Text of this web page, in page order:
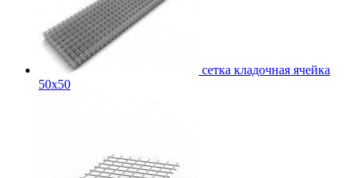
сетка кладочная ячейка
50x50